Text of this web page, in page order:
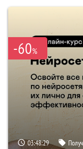
-60%
03:48:28